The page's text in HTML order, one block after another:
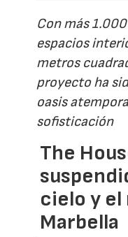
Con más
espacios
metros
proyecto ha
oasis
sofisticación
The
cielo y el
Marbella